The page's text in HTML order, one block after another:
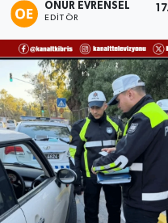
ONUR EVRENSEL
EDITÖR